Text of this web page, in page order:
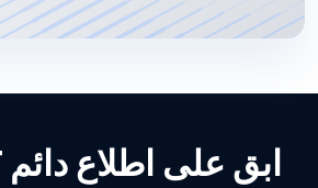
ابق على اطلاع دائم OPSWAT!